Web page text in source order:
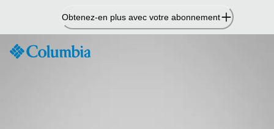
contenu
Obtenez-en plus avec votre abonnement